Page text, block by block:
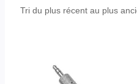
compatibilité entre
adaptateurs USB et